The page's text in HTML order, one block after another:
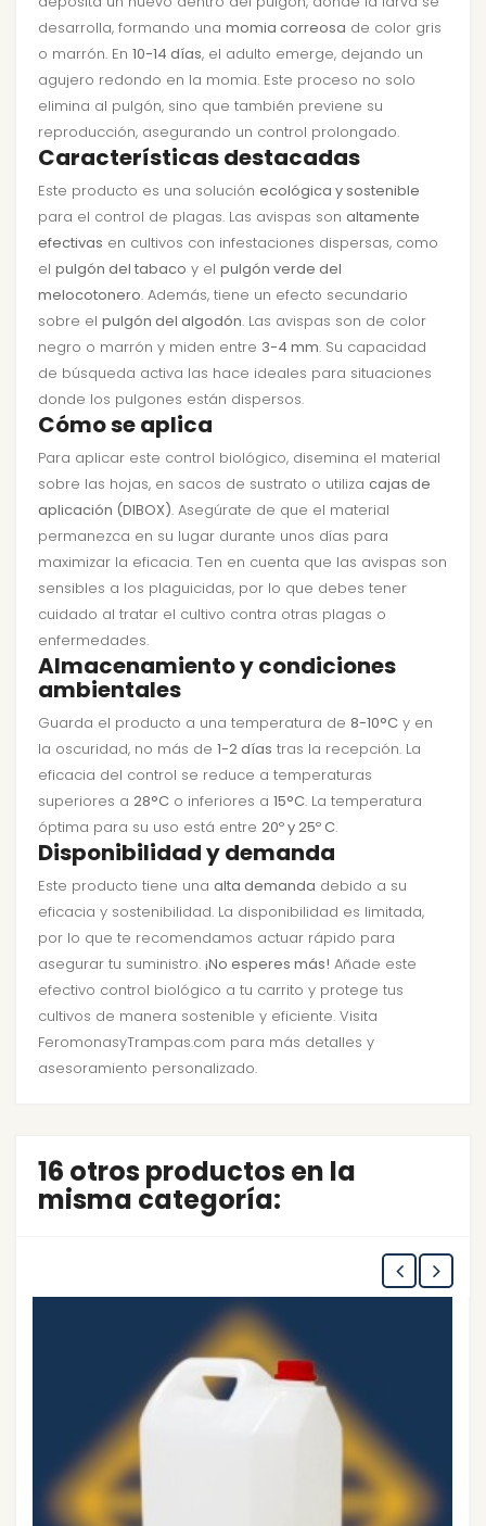
desarrolla, formando una momia correosa de color gris
o marrón. En 10-14 días, el adulto emerge, dejando un
agujero redondo en la momia. Este proceso no solo
elimina al pulgón, sino que también previene su
reproducción, asegurando un control prolongado.
Características destacadas
Este producto es una solución ecológica y sostenible
para el control de plagas. Las avispas son altamente
efectivas en cultivos con infestaciones dispersas, como
el pulgón del tabaco y el pulgón verde del
melocotonero. Además, tiene un efecto secundario
sobre el pulgón del algodón. Las avispas son de color
negro o marrón y miden entre 3-4 mm. Su capacidad
de búsqueda activa las hace ideales para situaciones
donde los pulgones están dispersos.
Cómo se aplica
Para aplicar este control biológico, disemina el material
sobre las hojas, en sacos de sustrato o utiliza cajas de
aplicación (DIBOX). Asegúrate de que el material
permanezca en su lugar durante unos días para
maximizar la eficacia. Ten en cuenta que las avispas son
sensibles a los plaguicidas, por lo que debes tener
cuidado al tratar el cultivo contra otras plagas o
enfermedades.
Almacenamiento y condiciones
ambientales
Guarda el producto a una temperatura de 8-10°C y en
la oscuridad, no más de 1-2 días tras la recepción. La
eficacia del control se reduce a temperaturas
superiores a 28°C o inferiores a 15°C. La temperatura
óptima para su uso está entre 20º y 25º C.
Disponibilidad y demanda
Este producto tiene una alta demanda debido a su
eficacia y sostenibilidad. La disponibilidad es limitada,
por lo que te recomendamos actuar rápido para
asegurar tu suministro. ¡No esperes más! Añade este
efectivo control biológico a tu carrito y protege tus
cultivos de manera sostenible y eficiente. Visita
FeromonasyTrampas.com para más detalles y
asesoramiento personalizado.
16 otros productos en la
misma categoría: